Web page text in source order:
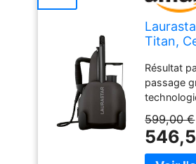
Titan,
Résultat
passage
pour
table ou
599,00 €